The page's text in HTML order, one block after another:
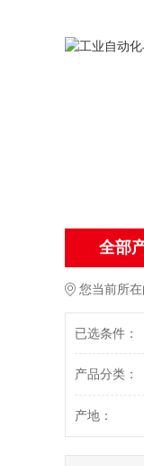
全部
您当前所在
已选条件：
产品分类：
产地：